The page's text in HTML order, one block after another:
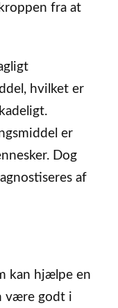
fra at
hvilket er
er
Dog
af
kan hjælpe en
være godt i